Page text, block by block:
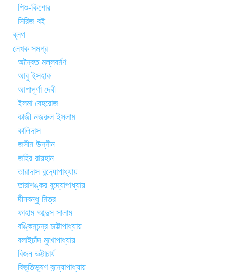
শিশু-কিশোর
সিরিজ বই
ব্লগ
লেখক সমগ্র
অদ্বৈত মল্লবর্মণ
আবু ইসহাক
আশাপূর্ণা দেবী
ইলমা বেহরোজ
কাজী নজরুল ইসলাম
কালিদাস
জসীম উদ্‌দীন
জহির রায়হান
তারাদাস বন্দ্যোপাধ্যায়
তারাশঙ্কর বন্দ্যোপাধ্যায়
দীনবন্ধু মিত্র
ফাহাম আব্দুস সালাম
বঙ্কিমচন্দ্র চট্টোপাধ্যায়
বলাইচাঁদ মুখোপাধ্যায়
বিজন ভট্টাচার্য
বিভূতিভূষণ বন্দ্যোপাধ্যায়